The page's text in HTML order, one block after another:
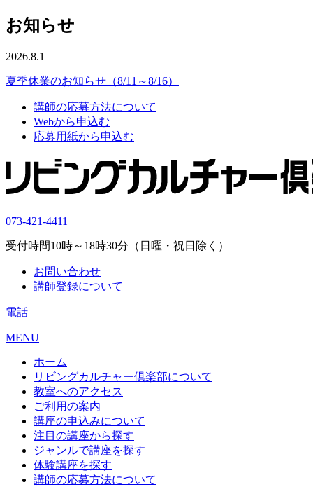
お知らせ
2026.8.1
夏季休業のお知らせ（8/11～8/16）
講師の応募方法について
Webから申込む
応募用紙から申込む
073-421-4411
受付時間10時～18時30分（日曜・祝日除く）
お問い合わせ
講師登録について
電話
MENU
ホーム
リビングカルチャー倶楽部について
教室へのアクセス
ご利用の案内
講座の申込みについて
注目の講座から探す
ジャンルで講座を探す
体験講座を探す
講師の応募方法について